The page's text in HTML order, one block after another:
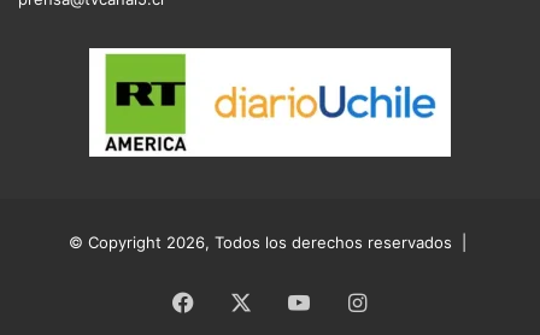
© Copyright 2026, Todos los derechos reservados |
Facebook YouTubeInstagram